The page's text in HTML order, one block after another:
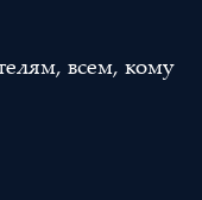
всем, кому